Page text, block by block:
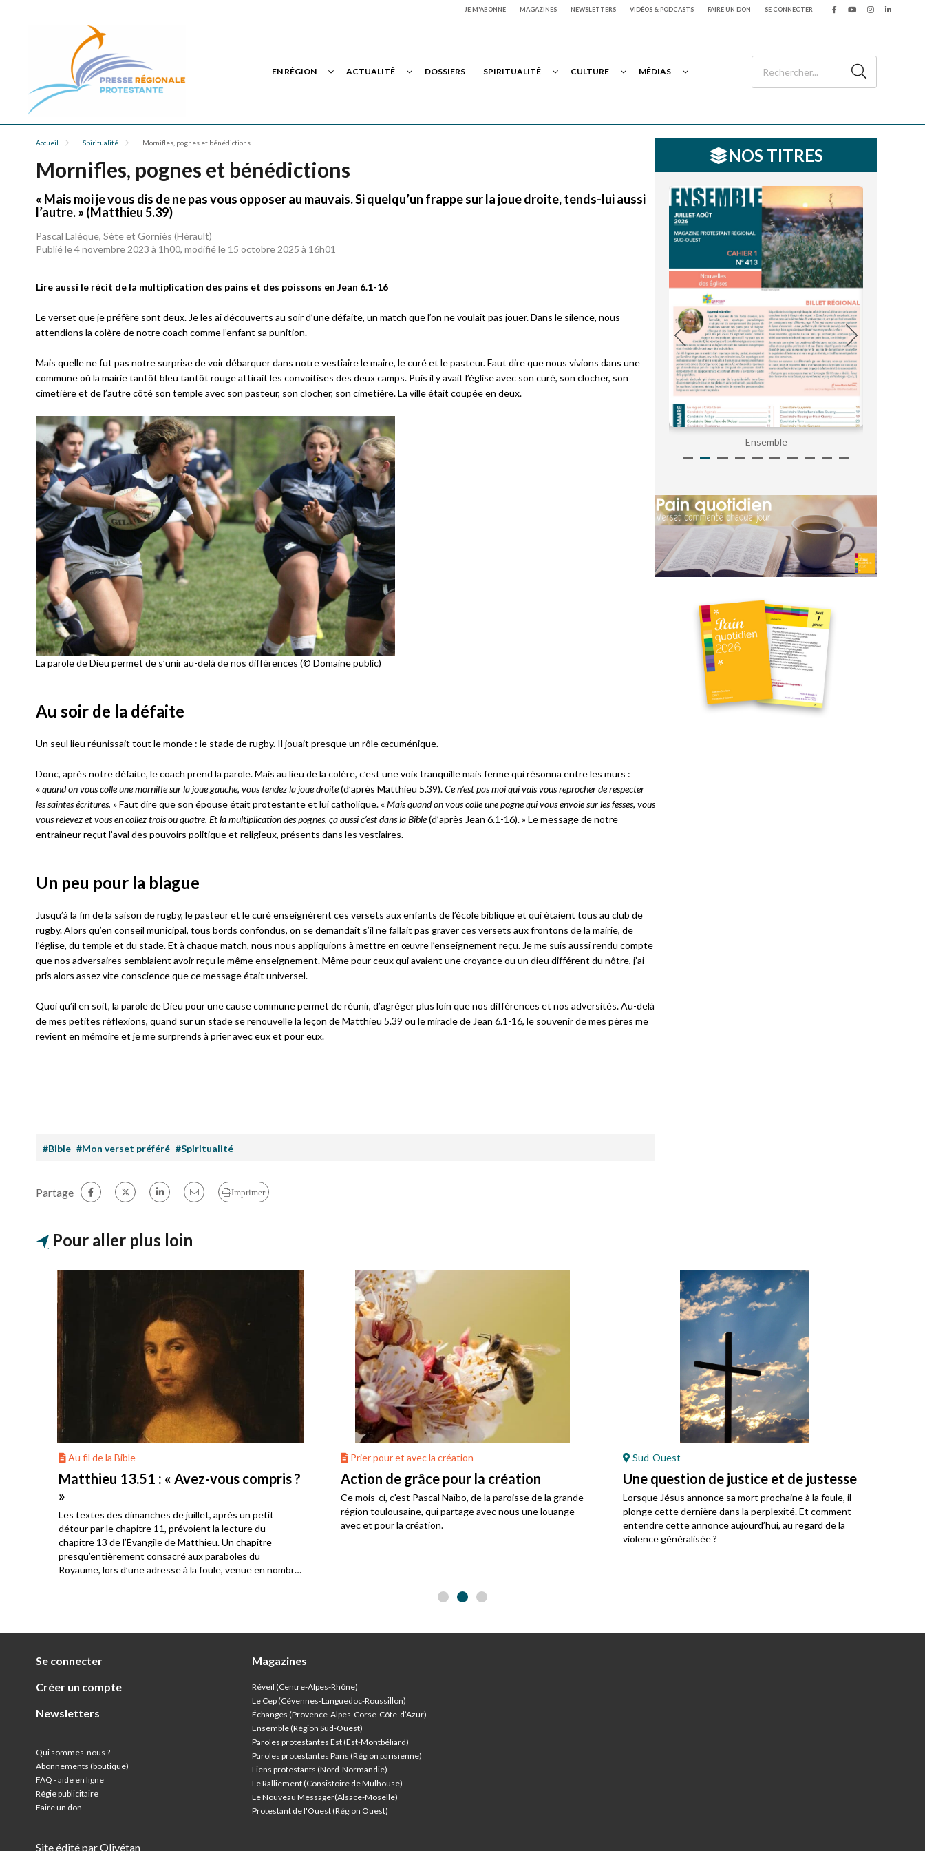
JE M'ABONNE MAGAZINES NEWSLETTERS VIDÉOS & PODCASTS FAIRE UN DON SE CONNECTER
EN RÉGION ACTUALITÉ DOSSIERS SPIRITUALITÉ CULTURE MÉDIAS
Accueil Spiritualité Mornifles, pognes et bénédictions
Mornifles, pognes et bénédictions
« Mais moi je vous dis de ne pas vous opposer au mauvais. Si quelqu’un frappe sur la joue droite, tends-lui aussi
l’autre. » (Matthieu 5.39)
Pascal Lalèque, Sète et Gorniès (Hérault)
Publié le 4 novembre 2023 à 1h00, modifié le 15 octobre 2025 à 16h01
Lire aussi le récit de la multiplication des pains et des poissons en Jean 6.1-16
Le verset que je préfère sont deux. Je les ai découverts au soir d’une défaite, un match que l’on ne voulait pas jouer. Dans le silence, nous
attendions la colère de notre coach comme l’enfant sa punition.
Mais quelle ne fut pas notre surprise de voir débarquer dans notre vestiaire le maire, le curé et le pasteur. Faut dire que nous vivions dans une
commune où la mairie tantôt bleu tantôt rouge attirait les convoitises des deux camps. Puis il y avait l’église avec son curé, son clocher, son
cimetière et de l’autre côté son temple avec son pasteur, son clocher, son cimetière. La ville était coupée en deux.
La parole de Dieu permet de s’unir au-delà de nos différences (© Domaine public)
Au soir de la défaite
Un seul lieu réunissait tout le monde : le stade de rugby. Il jouait presque un rôle œcuménique.
Donc, après notre défaite, le coach prend la parole. Mais au lieu de la colère, c’est une voix tranquille mais ferme qui résonna entre les murs :
«quand on vous colle une mornifle sur la joue gauche, vous tendez la joue droite(d’après Matthieu 5.39).Ce n’est pas moi qui vais vous reprocher de respecter
les saintes écritures. »Faut dire que son épouse était protestante et lui catholique. «Mais quand on vous colle une pogne qui vous envoie sur les fesses, vous
vous relevez et vous en collez trois ou quatre. Et la multiplication des pognes, ça aussi c’est dans la Bible(d’après Jean 6.1-16). » Le message de notre
entraineur reçut l’aval des pouvoirs politique et religieux, présents dans les vestiaires.
Un peu pour la blague
Jusqu’à la fin de la saison de rugby, le pasteur et le curé enseignèrent ces versets aux enfants de l’école biblique et qui étaient tous au club de
rugby. Alors qu’en conseil municipal, tous bords confondus, on se demandait s’il ne fallait pas graver ces versets aux frontons de la mairie, de
l’église, du temple et du stade. Et à chaque match, nous nous appliquions à mettre en œuvre l’enseignement reçu. Je me suis aussi rendu compte
que nos adversaires semblaient avoir reçu le même enseignement. Même pour ceux qui avaient une croyance ou un dieu différent du nôtre, j’ai
pris alors assez vite conscience que ce message était universel.
Quoi qu’il en soit, la parole de Dieu pour une cause commune permet de réunir, d’agréger plus loin que nos différences et nos adversités. Au-delà
de mes petites réflexions, quand sur un stade se renouvelle la leçon de Matthieu 5.39 ou le miracle de Jean 6.1-16, le souvenir de mes pères me
revient en mémoire et je me surprends à prier avec eux et pour eux.
#Bible #Mon verset préféré #Spiritualité
NOS TITRES
Ensemble
Partage Imprimer
Pour aller plus loin
Au fil de la Bible
Matthieu 13.51 : « Avez-vous compris ?
»
Les textes des dimanches de juillet, après un petit
détour par le chapitre 11, prévoient la lecture du
chapitre 13 de l’Évangile de Matthieu. Un chapitre
presqu’entièrement consacré aux paraboles du
Royaume, lors d’une adresse à la foule, venue en nombre
Prier pour et avec la création
Action de grâce pour la création
Ce mois-ci, c'est Pascal Naïbo, de la paroisse de la grande
région toulousaine, qui partage avec nous une louange
avec et pour la création.
Sud-Ouest
Une question de justice et de justesse
Lorsque Jésus annonce sa mort prochaine à la foule, il
plonge cette dernière dans la perplexité. Et comment
entendre cette annonce aujourd’hui, au regard de la
violence généralisée ?
Se connecter
Créer un compte
Newsletters
Qui sommes-nous ?
Abonnements (boutique)
FAQ - aide en ligne
Régie publicitaire
Faire un don
Site édité par Olivétan
Magazines
Réveil (Centre-Alpes-Rhône)
Le Cep (Cévennes-Languedoc-Roussillon)
Échanges (Provence-Alpes-Corse-Côte-d’Azur)
Ensemble (Région Sud-Ouest)
Paroles protestantes Est (Est-Montbéliard)
Paroles protestantes Paris (Région parisienne)
Liens protestants (Nord-Normandie)
Le Ralliement (Consistoire de Mulhouse)
Le Nouveau Messager(Alsace-Moselle)
Protestant de l'Ouest (Région Ouest)